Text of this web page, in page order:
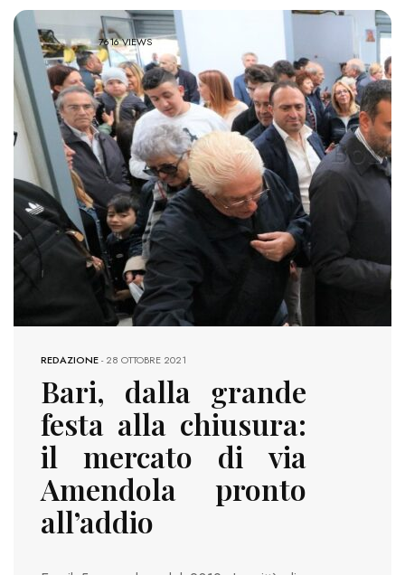
7616 VIEWS
REDAZIONE-28 OTTOBRE 2021
Bari, dalla grande
festa alla chiusura:
il mercato di via
Amendola pronto
all’addio